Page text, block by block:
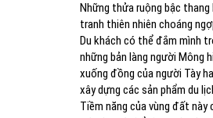
Những thửa ruộng bậc
tranh thiên nhiên choáng
Du khách có thể đắm mình
những bản làng người Mông
xuống đồng của người Tày
xây dựng các sản phẩm du
Tiềm năng của vùng đất này